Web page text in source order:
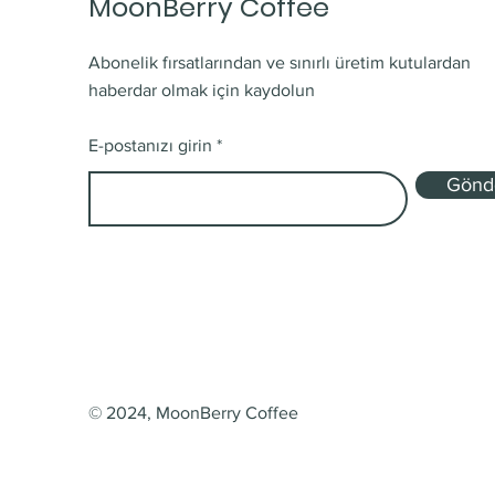
Abonelik fırsatlarından ve sınırlı üretim kutulardan
haberdar olmak için kaydolun
E-postanızı girin
© 2024, MoonBerry Coffee